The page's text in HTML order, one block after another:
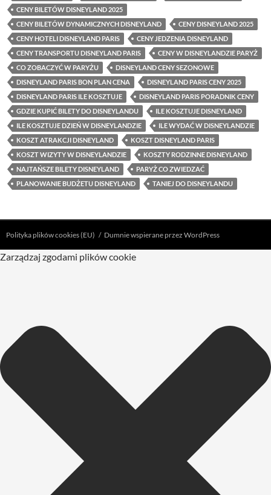
CENY BILETÓW DISNEYLAND 2025
CENY BILETÓW DYNAMICZNYCH DISNEYLAND
CENY DISNEYLAND 2025
CENY HOTELI DISNEYLAND PARIS
CENY JEDZENIA DISNEYLAND
CENY TRANSPORTU DISNEYLAND PARIS
CENY W DISNEYLANDZIE PARYŻ
CO ZOBACZYĆ W PARYŻU
DISNEYLAND CENY SEZONOWE
DISNEYLAND PARIS BON PLAN CENA
DISNEYLAND PARIS CENY 2025
DISNEYLAND PARIS ILE KOSZTUJE
DISNEYLAND PARIS PORADNIK CENY
GDZIE KUPIĆ BILETY DO DISNEYLANDU
ILE KOSZTUJE DISNEYLAND
ILE KOSZTUJE DZIEŃ W DISNEYLANDZIE
ILE WYDAĆ W DISNEYLANDZIE
KOSZT ATRAKCJI DISNEYLAND
KOSZT DISNEYLAND PARIS
KOSZT WIZYTY W DISNEYLANDZIE
KOSZTY RODZINNE DISNEYLAND
NAJTAŃSZE BILETY DISNEYLAND
PARYŻ CO ZWIEDZAĆ
PLANOWANIE BUDŻETU DISNEYLAND
TANIEJ DO DISNEYLANDU
Polityka plików cookies (EU) Dumnie wspierane przez WordPress
Zarządzaj zgodami plików cookie